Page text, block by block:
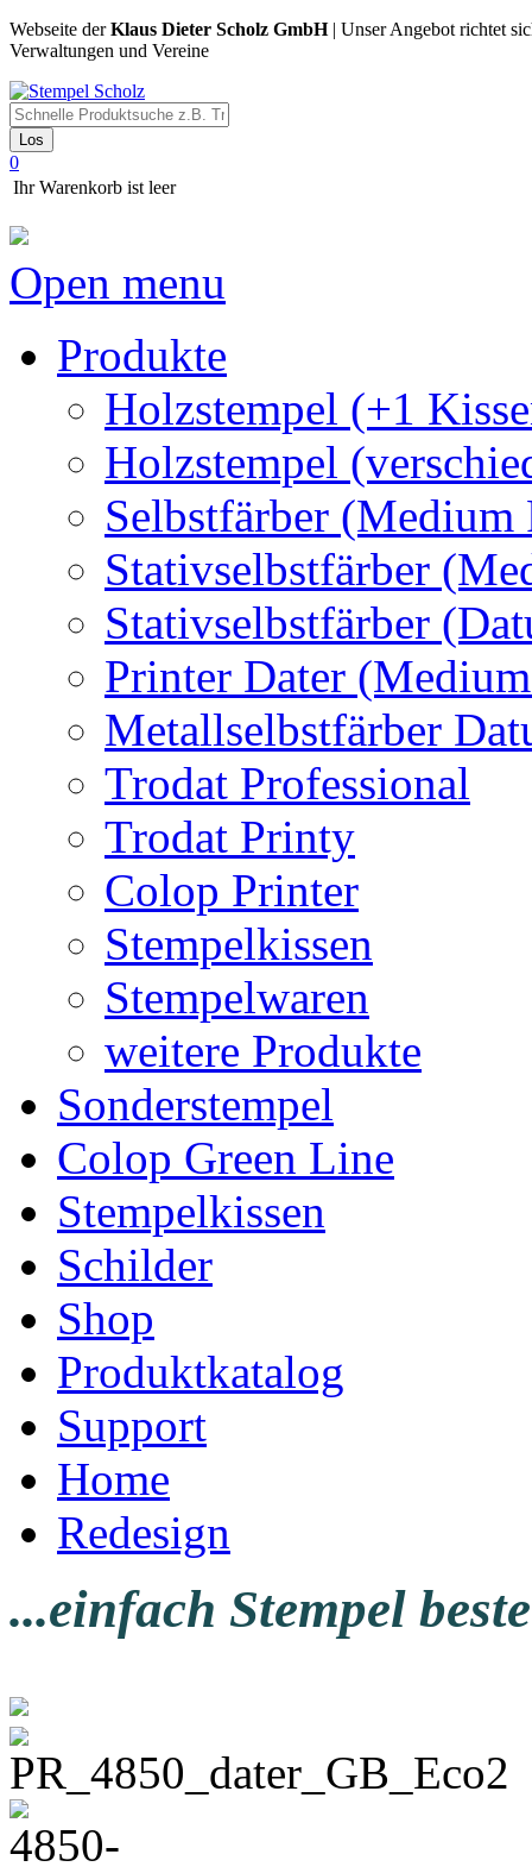
Webseite derKlaus Dieter Scholz GmbH| Unser Angebot richtet
Verwaltungen und Vereine
Los
0
Ihr Warenkorb ist leer
Open menu
Produkte
Holzstempel (+1
Holzstempel
Selbstfärber (Medium
Stativselbstfärber
Stativselbstfärber
Printer Dater
Metallselbstfärber
Trodat Professional
Trodat Printy
Colop Printer
Stempelkissen
Stempelwaren
weitere Produkte
Sonderstempel
Colop Green Line
Stempelkissen
Schilder
Shop
Produktkatalog
Support
Home
Redesign
...einfach Stempel